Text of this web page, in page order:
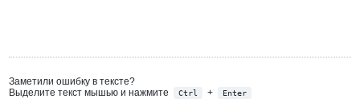
Заметили ошибку в тексте?
Выделите текст мышью и нажмите
Ctrl + Enter